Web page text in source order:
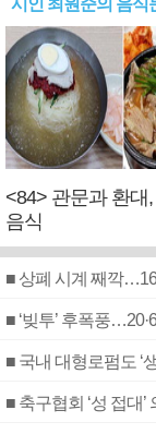
시인 최원준의 음식
<84> 관문과 환대
음식
■ 상폐 시계 째깍
■ ‘빚투’ 후폭풍
■ 국내 대형로펌도 ‘